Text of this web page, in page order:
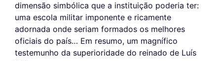
dimensão simbólica que a instituição poderia ter:
uma escola militar imponente e ricamente
adornada onde seriam formados os melhores
oficiais do país… Em resumo, um magnífico
testemunho da superioridade do reinado de Luís